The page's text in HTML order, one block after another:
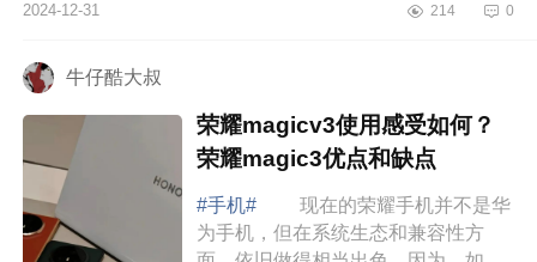
样，这个时候，很多网友都开始纠结
2024-12-31 214 0
牛仔酷大叔
荣耀magicv3使用感受如何？
荣耀magic3优点和缺点
#手机#
现在的荣耀手机并不是华
为手机，但在系统生态和兼容性方